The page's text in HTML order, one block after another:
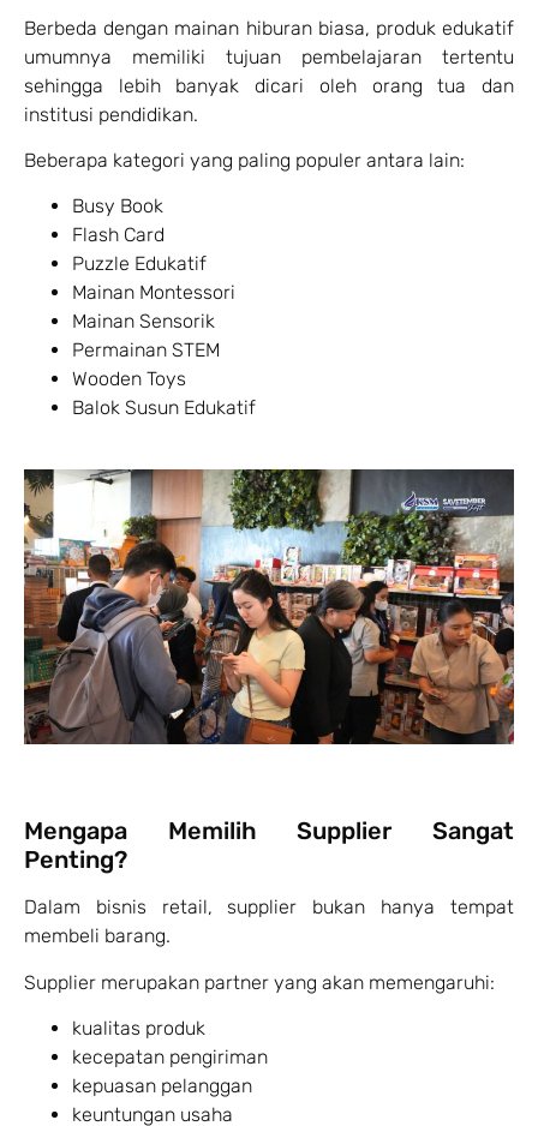
Berbeda dengan mainan hiburan biasa, produk edukatif
umumnya memiliki tujuan pembelajaran tertentu
sehingga lebih banyak dicari oleh orang tua dan
institusi pendidikan.
Beberapa kategori yang paling populer antara lain:
Busy Book
Flash Card
Puzzle Edukatif
Mainan Montessori
Mainan Sensorik
Permainan STEM
Wooden Toys
Balok Susun Edukatif
Mengapa Memilih Supplier Sangat
Penting?
Dalam bisnis retail, supplier bukan hanya tempat
membeli barang.
Supplier merupakan partner yang akan memengaruhi:
kualitas produk
kecepatan pengiriman
kepuasan pelanggan
keuntungan usaha